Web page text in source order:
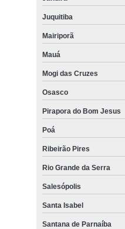
Juquitiba
Mairiporã
Mauá
Mogi das Cruzes
Osasco
Pirapora do Bom Jesus
Poá
Ribeirão Pires
Rio Grande da Serra
Salesópolis
Santa Isabel
Santana de Parnaíba